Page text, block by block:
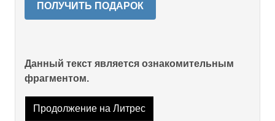
ПОЛУЧИТЬ ПОДАРОК
Данный текст является ознакомительным
фрагментом.
Продолжение на Литрес